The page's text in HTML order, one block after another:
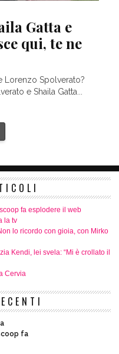
Gatta e
qui, te ne
Lorenzo Spolverato?
e Shaila Gatta...
fa esplodere il web
la tv
lo ricordo con gioia, con Mirko
Kendi, lei svela: “Mi è crollato il
Cervia
fa